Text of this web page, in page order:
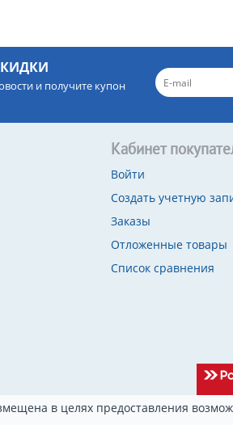
и получите купон
Кабинет
Войти
Создать учетную
Заказы
Отложенные товары
Список сравнения
в целях предоставления